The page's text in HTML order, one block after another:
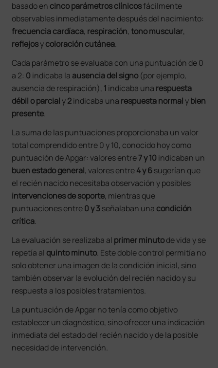
basado en cinco parámetros clínicosfácilmente
observables inmediatamente después del nacimiento:
frecuencia cardíaca, respiración, tono muscular,
reflejosycoloración cutánea.
Cada parámetro se evaluaba con una puntuación de 0
a 2: 0 indicaba la ausencia del signo(por ejemplo,
ausencia de respiración), 1 indicaba una respuesta
débil oparcialy2indicaba una respuesta normalybien
presente.
La suma de las puntuaciones proporcionaba un valor
total comprendido entre 0 y 10, conocido hoy como
puntuación de Apgar: valores entre7y 10 indicaban un
buen estado general, valores entre4 y 6sugerían que
el recién nacido necesitaba observación y posibles
intervenciones de soporte, mientras que
puntuaciones entre0 y 3señalaban una condición
crítica.
La evaluación se realizaba al primer minutode vida y se
repetía al quinto minuto. Este doble control permitía no
solo obtener una imagen de la condición inicial, sino
también observar la evolución del recién nacido y su
respuesta a los posibles tratamientos.
La puntuación de Apgar no tenía como objetivo
establecer un diagnóstico, sino ofrecer una indicación
inmediata del estado del recién nacido y de la posible
necesidad de intervención.